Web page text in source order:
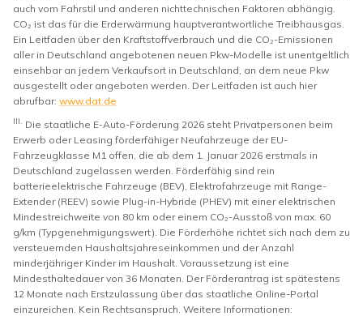
auch vom Fahrstil und anderen nichttechnischen Faktoren abhängig.
CO₂ ist das für die Erderwärmung hauptverantwortliche Treibhausgas.
Ein Leitfaden über den Kraftstoffverbrauch und die CO₂-Emissionen
aller in Deutschland angebotenen neuen Pkw-Modelle ist unentgeltlich
einsehbar an jedem Verkaufsort in Deutschland, an dem neue Pkw
ausgestellt oder angeboten werden. Der Leitfaden ist auch hier
abrufbar: www.dat.de
III.
Die staatliche E-Auto-Förderung 2026 steht Privatpersonen beim
Erwerb oder Leasing förderfähiger Neufahrzeuge der EU-
Fahrzeugklasse M1 offen, die ab dem 1. Januar 2026 erstmals in
Deutschland zugelassen werden. Förderfähig sind rein
batterieelektrische Fahrzeuge (BEV), Elektrofahrzeuge mit Range-
Extender (REEV) sowie Plug-in-Hybride (PHEV) mit einer elektrischen
Mindestreichweite von 80 km oder einem CO₂-Ausstoß von max. 60
g/km (Typgenehmigungswert). Die Förderhöhe richtet sich nach dem zu
versteuernden Haushaltsjahreseinkommen und der Anzahl
minderjähriger Kinder im Haushalt. Voraussetzung ist eine
Mindesthaltedauer von 36 Monaten. Der Förderantrag ist spätestens
12 Monate nach Erstzulassung über das staatliche Online-Portal
einzureichen. Kein Rechtsanspruch. Weitere Informationen: